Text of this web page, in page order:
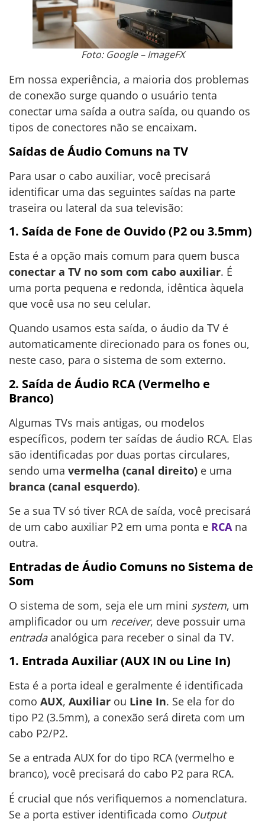
Foto: Google – ImageFX
Em nossa experiência, a maioria dos problemas
de conexão surge quando o usuário tenta
conectar uma saída a outra saída, ou quando os
tipos de conectores não se encaixam.
Saídas de Áudio Comuns na TV
Para usar o cabo auxiliar, você precisará
identificar uma das seguintes saídas na parte
traseira ou lateral da sua televisão:
1. Saída de Fone de Ouvido (P2 ou 3.5mm)
Esta é a opção mais comum para quem busca
conectar a TV no som com cabo auxiliar. É
uma porta pequena e redonda, idêntica àquela
que você usa no seu celular.
Quando usamos esta saída, o áudio da TV é
automaticamente direcionado para os fones ou,
neste caso, para o sistema de som externo.
2. Saída de Áudio RCA (Vermelho e
Branco)
Algumas TVs mais antigas, ou modelos
específicos, podem ter saídas de áudio RCA. Elas
são identificadas por duas portas circulares,
sendo uma vermelha (canal direito) e uma
branca (canal esquerdo).
Se a sua TV só tiver RCA de saída, você precisará
de um cabo auxiliar P2 em uma ponta e RCAna
outra.
Entradas de Áudio Comuns no Sistema de
Som
O sistema de som, seja ele um mini system, um
amplificador ou um receiver, deve possuir uma
entradaanalógica para receber o sinal da TV.
1. Entrada Auxiliar (AUX IN ou Line In)
Esta é a porta ideal e geralmente é identificada
como AUX, Auxiliar ou Line In. Se ela for do
tipo P2 (3.5mm), a conexão será direta com um
cabo P2/P2.
Se a entrada AUX for do tipo RCA (vermelho e
branco), você precisará do cabo P2 para RCA.
É crucial que nós verifiquemos a nomenclatura.
Se a porta estiver identificada como Output